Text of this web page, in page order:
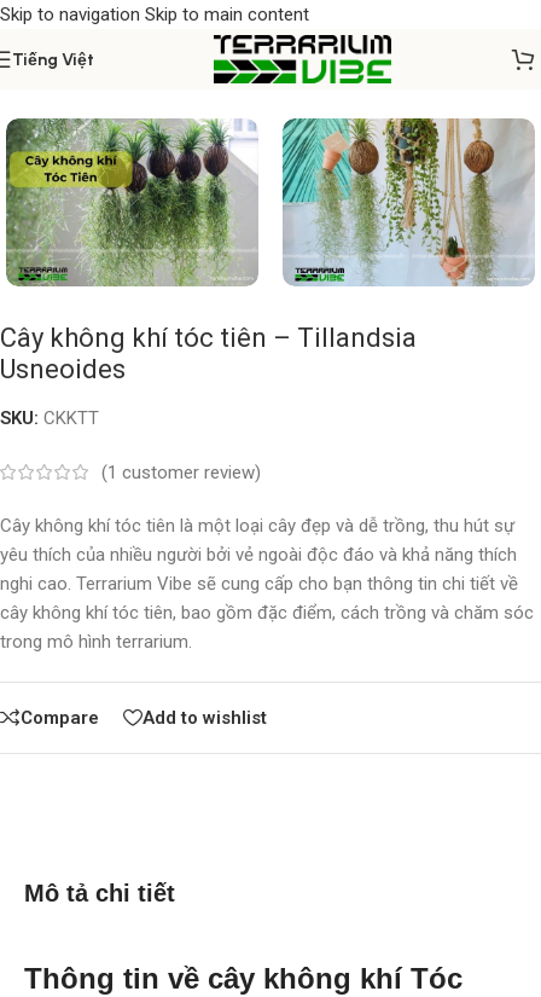
Skip to navigation Skip to main content
Tiếng Việt
Cây không khí tóc tiên – Tillandsia
Usneoides
SKU: CKKTT
(1 customer review)
Cây không khí tóc tiên là một loại cây đẹp và dễ trồng, thu hút sự
yêu thích của nhiều người bởi vẻ ngoài độc đáo và khả năng thích
nghi cao. Terrarium Vibe sẽ cung cấp cho bạn thông tin chi tiết về
cây không khí tóc tiên, bao gồm đặc điểm, cách trồng và chăm sóc
trong mô hình terrarium.
Compare Add to wishlist
Mô tả chi tiết
Thông tin về cây không khí Tóc